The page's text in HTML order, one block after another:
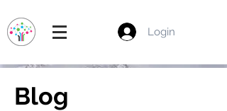
Login
Blog